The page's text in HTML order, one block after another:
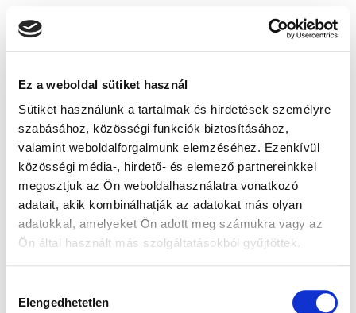
Ez a weboldal sütiket használ
Sütiket használunk a tartalmak és hirdetések személyre
szabásához, közösségi funkciók biztosításához,
valamint weboldalforgalmunk elemzéséhez. Ezenkívül
közösségi média-, hirdető- és elemező partnereinkkel
megosztjuk az Ön weboldalhasználatra vonatkozó
adatait, akik kombinálhatják az adatokat más olyan
adatokkal, amelyeket Ön adott meg számukra vagy az
Ön által használt más szolgáltatásokból gyűjtöttek.
kiválasztása
Elengedhetetlen